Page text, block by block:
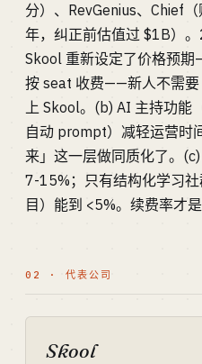
分）、RevGenius、Chief
年，纠正前估值过 $1B）
Skool 重新设定了价格预
按 seat 收费——新人不需要
上 Skool。(b) AI 主持功能
自动 prompt）减轻运营时
来」这一层做同质化了。
7-15%；只有结构化学习
目）能到 <5%。续费率才是
02 · 代表公司
Skool